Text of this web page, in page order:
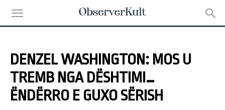
DENZEL WASHINGTON: MOS U
TREMB NGA DËSHTIMI…
ËNDËRRO E GUXO SËRISH